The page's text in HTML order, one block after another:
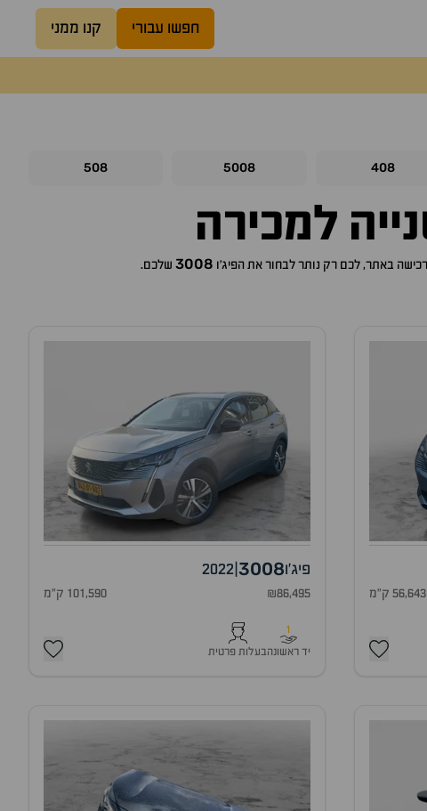
חפשו עבורי קנו ממני
408
5008
508
פיג'ו 3008שלכם.
56,643 ק"מ
פיג'ו3008
2022
₪86,495 101,590 ק"מ
1
יד ראשונהבעלות פרטית